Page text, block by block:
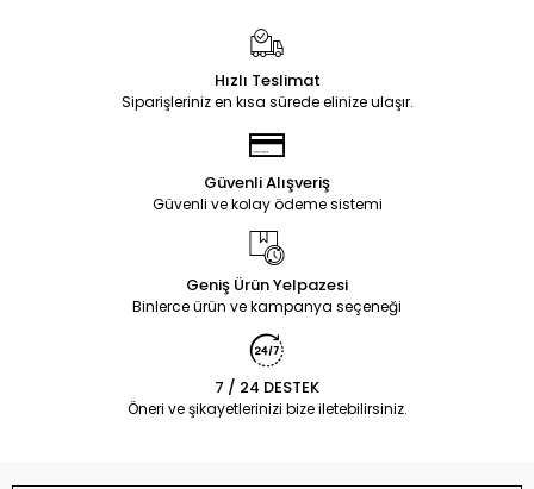
Hızlı Teslimat
Siparişleriniz en kısa sürede elinize ulaşır.
Güvenli Alışveriş
Güvenli ve kolay ödeme sistemi
Geniş Ürün Yelpazesi
Binlerce ürün ve kampanya seçeneği
7 / 24 DESTEK
Öneri ve şikayetlerinizi bize iletebilirsiniz.